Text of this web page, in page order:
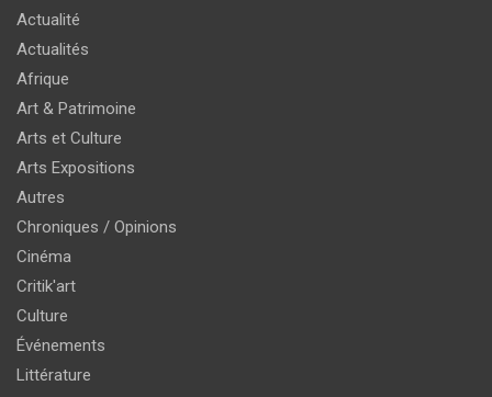
Actualité
Actualités
Afrique
Art & Patrimoine
Arts et Culture
Arts Expositions
Autres
Chroniques / Opinions
Cinéma
Critik'art
Culture
Événements
Littérature